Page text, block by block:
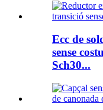
Ecc de
sense
Sch30...